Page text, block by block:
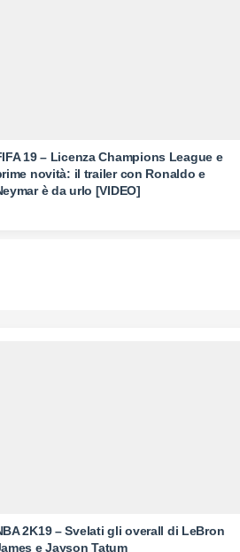
19 – Licenza Champions League e
novità: il trailer con Ronaldo e
è da urlo [VIDEO]
2K19 – Svelati gli overall di LeBron
e Jayson Tatum